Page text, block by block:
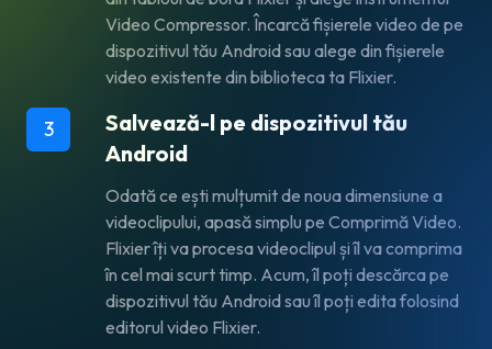
Video Compressor. Încarcă fișierele video de pe
dispozitivul tău Android sau alege din fișierele
video existente din biblioteca ta Flixier.
3
Salvează-l pe dispozitivul tău
Android
Odată ce ești mulțumit de noua dimensiune a
videoclipului, apasă simplu pe Comprimă Video.
Flixier îți va procesa videoclipul și îl va comprima
în cel mai scurt timp. Acum, îl poți descărca pe
dispozitivul tău Android sau îl poți edita folosind
editorul video Flixier.